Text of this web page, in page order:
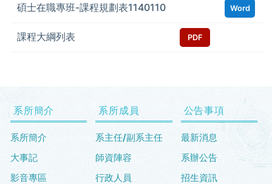
碩士在職專班-課程規劃表1140110 Word
課程大綱列表 PDF
系所簡介
系所簡介
大事記
影音專區
系所成員
系主任/副系主任
師資陣容
行政人員
公告事項
最新消息
系辦公告
招生資訊